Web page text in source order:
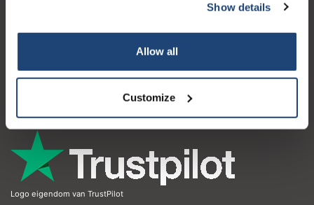
Show details
Allow all
Customize
Contactgegevens
Logo eigendom van TrustPilot